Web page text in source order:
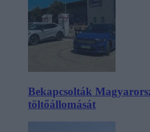
Bekapcsolták
töltőállomását